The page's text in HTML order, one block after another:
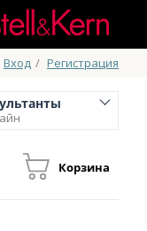
Вход / Регистрация
Корзина